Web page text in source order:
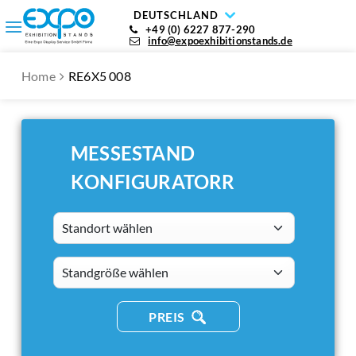
DEUTSCHLAND
+49 (0) 6227 877-290
info@expoexhibitionstands.de
Home RE6X5 008
MESSESTAND
KONFIGURATORR
Standort wählen
standsizes
PREIS